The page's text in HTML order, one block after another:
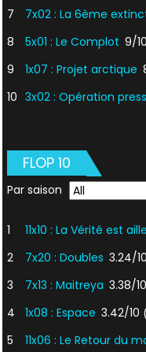
7
7x02 : La 6ème
8
5x01 : Le Complot 9/10
9
1x07 : Projet arctique
10 3x02 : Opération
FLOP 10
Par saison
1 11x10 : La Vérité est
2
7x20 : Doubles 3.24/10
3
7x13 : Maitreya 3.38/10
4
1x08 : Espace 3.42/10
5
11x06 : Le Retour du